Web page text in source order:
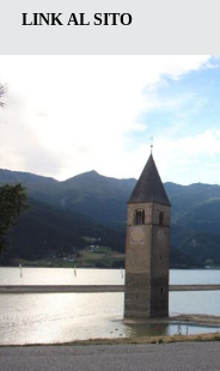
LINK AL SITO